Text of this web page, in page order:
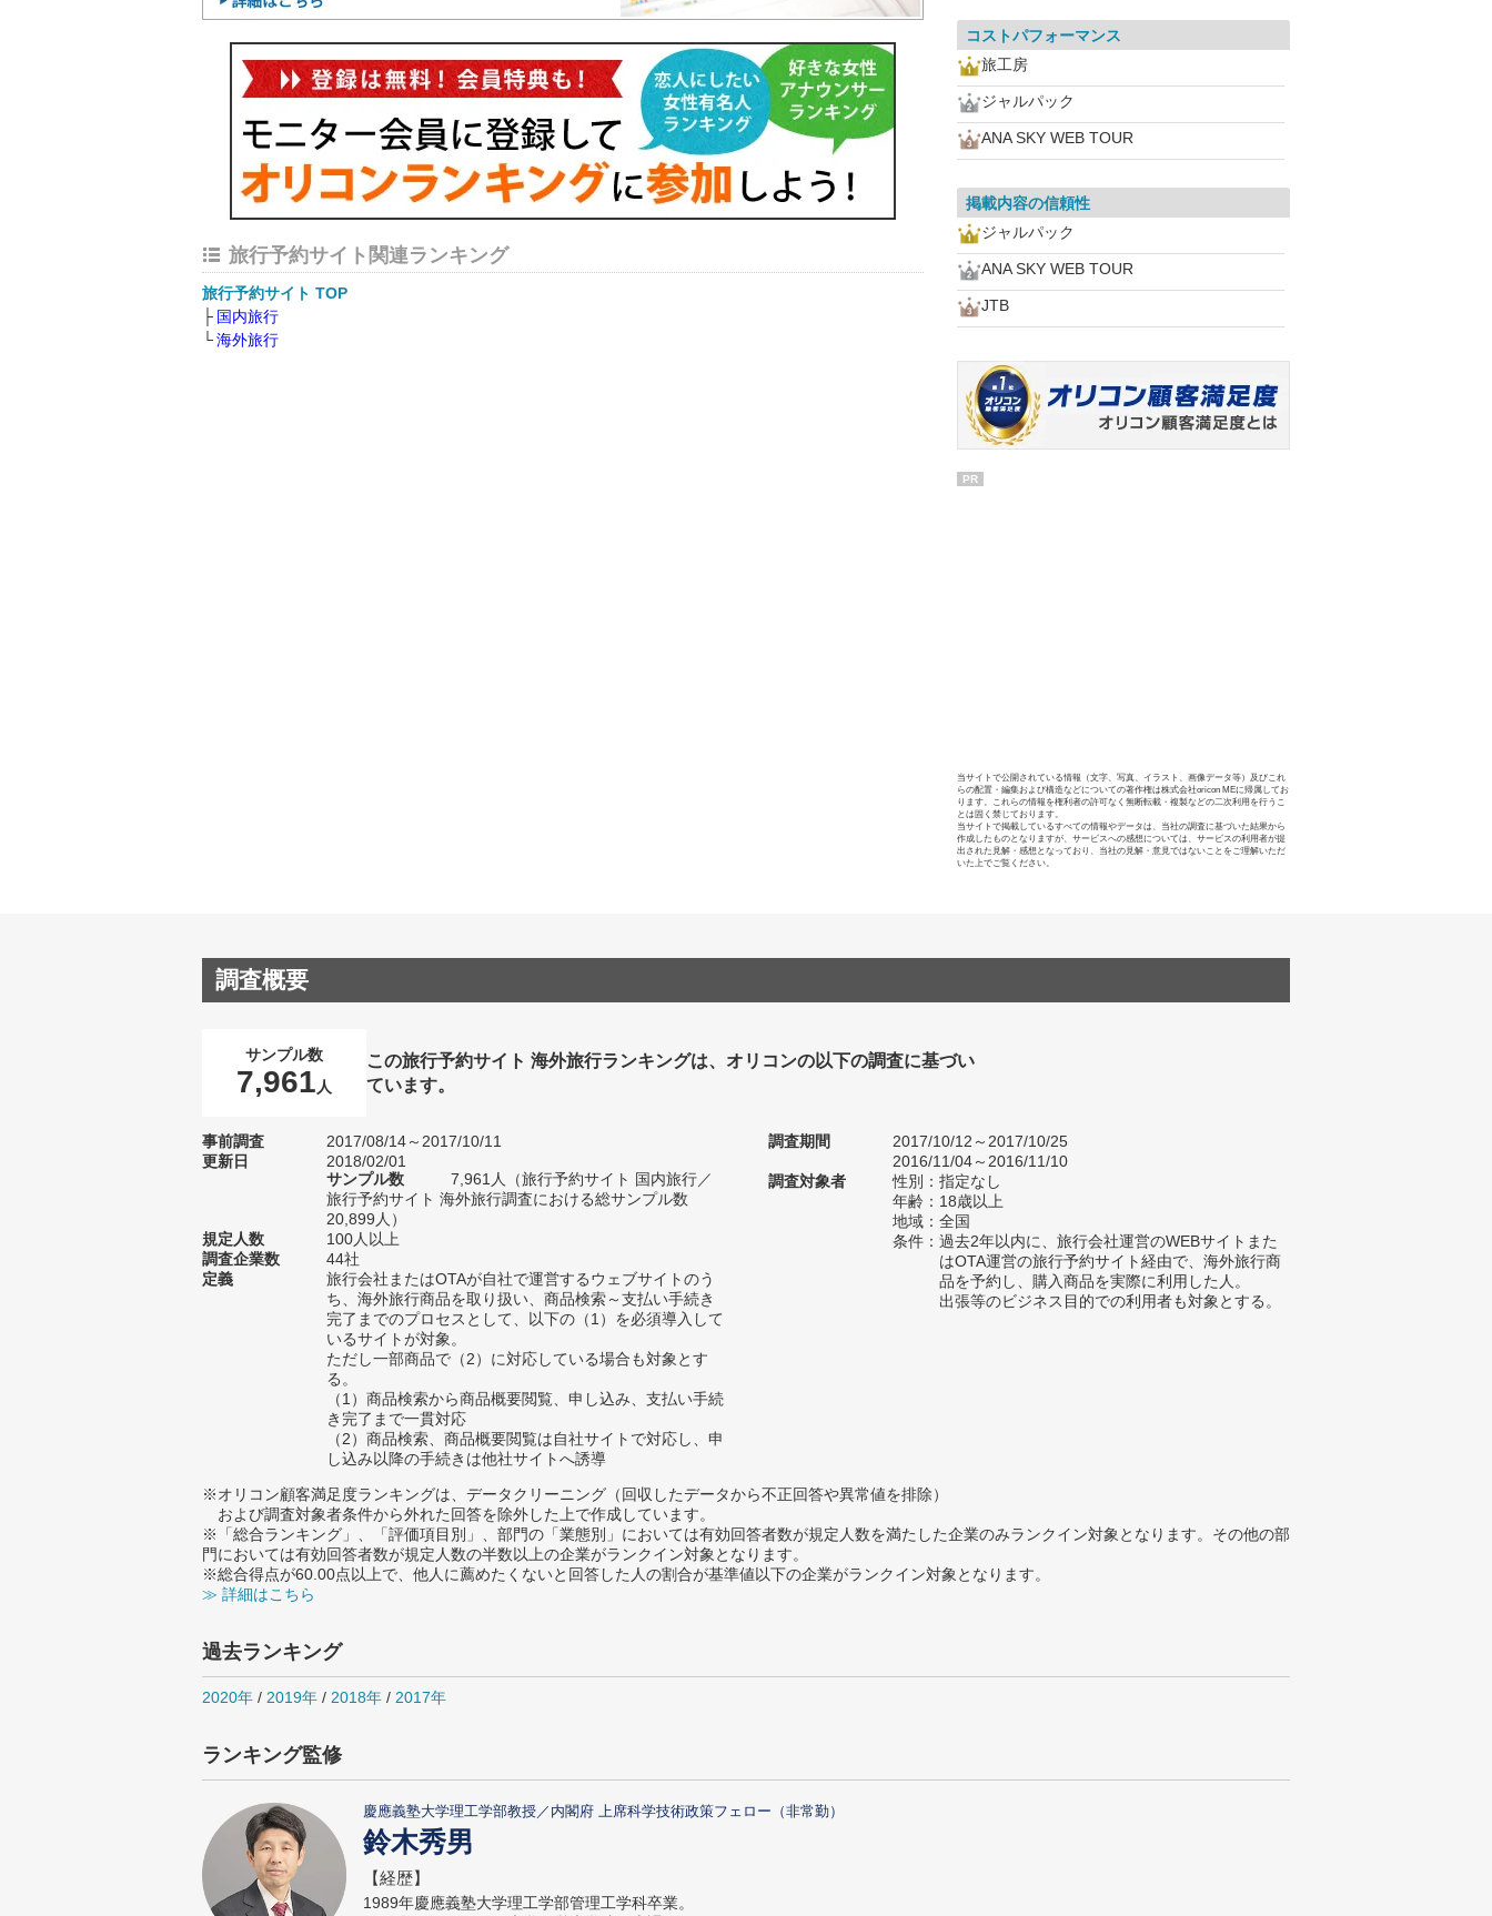
旅行予約サイト関連ランキング
旅行予約サイト TOP
国内旅行
海外旅行
コストパフォーマンス
旅工房
ジャルパック
ANA SKY WEB TOUR
掲載内容の信頼性
ジャルパック
ANA SKY WEB TOUR
JTB
PR
当サイトで公開されている情報（文字、写真、イラスト、画像データ等）及びこれ
らの配置・編集および構造などについての著作権は株式会社oricon MEに帰属してお
ります。これらの情報を権利者の許可なく無断転載・複製などの二次利用を行うこ
とは固く禁じております。
当サイトで掲載しているすべての情報やデータは、当社の調査に基づいた結果から
作成したものとなりますが、サービスへの感想については、サービスの利用者が提
出された見解・感想となっており、当社の見解・意見ではないことをご理解いただ
いた上でご覧ください。
調査概要
サンプル数
7,961 人
この旅行予約サイト 海外旅行ランキングは、オリコンの以下の調査に基づい
ています。
事前調査
2017/08/14～2017/10/11
更新日
2018/02/01
サンプル数
7,961人（旅行予約サイト 国内旅行／
旅行予約サイト 海外旅行調査における総サンプル数
20,899人）
規定人数
100人以上
調査企業数
44社
定義
旅行会社またはOTAが自社で運営するウェブサイトのう
ち、海外旅行商品を取り扱い、商品検索～支払い手続き
完了までのプロセスとして、以下の（1）を必須導入して
いるサイトが対象。
ただし一部商品で（2）に対応している場合も対象とす
る。
（1）商品検索から商品概要閲覧、申し込み、支払い手続
き完了まで一貫対応
（2）商品検索、商品概要閲覧は自社サイトで対応し、申
し込み以降の手続きは他社サイトへ誘導
調査期間
2017/10/12～2017/10/25
2016/11/04～2016/11/10
調査対象者
性別：指定なし
年齢：18歳以上
地域：全国
条件：過去2年以内に、旅行会社運営のWEBサイトまた
はOTA運営の旅行予約サイト経由で、海外旅行商
品を予約し、購入商品を実際に利用した人。
出張等のビジネス目的での利用者も対象とする。
※オリコン顧客満足度ランキングは、データクリーニング（回収したデータから不正回答や異常値を排除）
および調査対象者条件から外れた回答を除外した上で作成しています。
※「総合ランキング」、「評価項目別」、部門の「業態別」においては有効回答者数が規定人数を満たした企業のみランクイン対象となります。その他の部
門においては有効回答者数が規定人数の半数以上の企業がランクイン対象となります。
※総合得点が60.00点以上で、他人に薦めたくないと回答した人の割合が基準値以下の企業がランクイン対象となります。
≫ 詳細はこちら
過去ランキング
2020年 / 2019年 / 2018年 / 2017年
ランキング監修
慶應義塾大学理工学部教授／内閣府 上席科学技術政策フェロー（非常勤）
鈴木秀男
【経歴】
1989年慶應義塾大学理工学部管理工学科卒業。